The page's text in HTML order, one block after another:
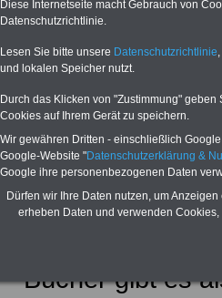
Sie unser
Ratgeber und
. Sie erhalten
OnlineBuch
USB-Stick (32
Komplettpreis
Bücher gibt es
Diese Internetseite macht Gebrauch von
Datenschutzrichtlinie.
Lesen Sie bitte unsere Datenschutzrichtlinie
und lokalen Speicher nutzt.
Durch das Klicken von "Zustimmung"
Cookies auf Ihrem Gerät zu speichern.
Wir gewähren Dritten - einschließlich
Google-Website "Datenschutzerklärung &
Google ihre personenbezogenen Daten
Dürfen wir Ihre Daten nutzen, um
erheben Daten und verwenden